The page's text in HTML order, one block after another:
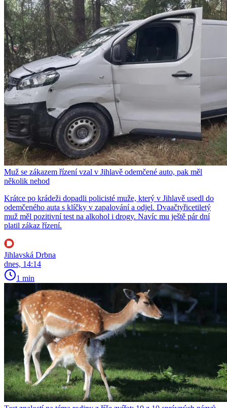
Muž se zákazem řízení vzal v Jihlavě odemčené auto, pak měl
několik nehod
Krátce po krádeži dopadli policisté muže, který v Jihlavě usedl do
odemčeného auta s klíčky v zapalování a odjel. Dvaačtyřicetiletý
muž měl pozitivní test na alkohol i drogy. Navíc mu ještě pár dní
platil zákaz řízení.
Jihlavská Drbna
dnes, 14:14
1 min